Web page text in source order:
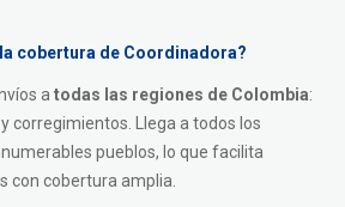
cobertura de Coordinadora?
a todas las regiones de Colombia:
corregimientos. Llega a todos los
pueblos, lo que facilita
con cobertura amplia.